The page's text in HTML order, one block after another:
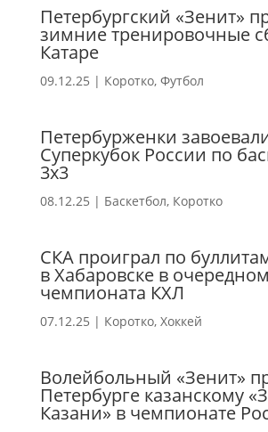
Петербургский «Зенит»
зимние тренировочные
Катаре
09.12.25 | Коротко, Футбол
Петербурженки
Суперкубок России по
3х3
08.12.25 | Баскетбол, Коротко
СКА проиграл по
в Хабаровске в
чемпионата КХЛ
07.12.25 | Коротко, Хоккей
Волейбольный «Зенит»
Петербурге казанскому
Казани» в чемпионате